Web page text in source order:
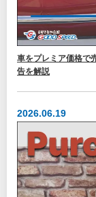
車をプレミア価格で
告を解説
2026.06.19